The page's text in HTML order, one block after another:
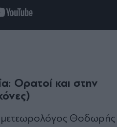
Ορατοί και στην
Θοδωρής